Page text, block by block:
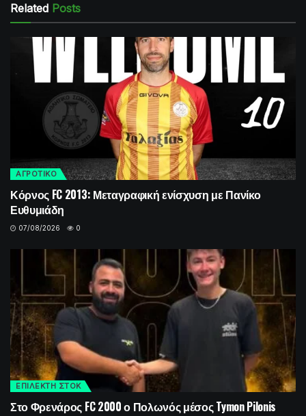
Related Posts
ΑΓΡΟΤΙΚΟ
Κόρνος FC 2013: Μεταγραφική ενίσχυση με Πανίκο
Ευθυμιάδη
07/08/2026 0
ΕΠΙΛΕΚΤΗ ΣΤΟΚ
Στο Φρενάρος FC 2000 ο Πολωνός μέσος Tymon Pilonis